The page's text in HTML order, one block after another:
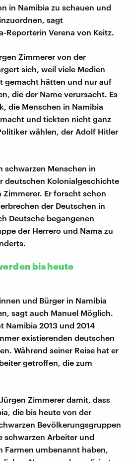
in Namibia zu schauen und
sagt
Reporterin Verena von Keitz.
Zimmerer von der
sich, weil viele Medien
gemacht hätten und nur auf
die der Name verursacht. Es
die Menschen in Namibia
und tickten nicht ganz
wählen, der Adolf Hitler
schwarzen Menschen in
deutschen Kolonialgeschichte
Er forscht schon
der Deutschen in
Deutsche begangenen
der Herrero und Nama zu
bis heute
und Bürger in Namibia
sagt auch Manuel Möglich.
Namibia 2013 und 2014
existierenden deutschen
Während seiner Reise hat er
getroffen, die zum
Zimmerer damit, dass
die bis heute von der
Bevölkerungsgruppen
schwarzen Arbeiter und
Farmen umbenannt haben,